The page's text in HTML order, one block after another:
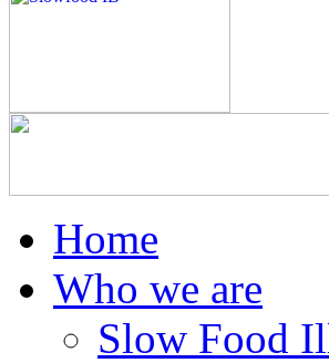
Home
Who we are
Slow Food